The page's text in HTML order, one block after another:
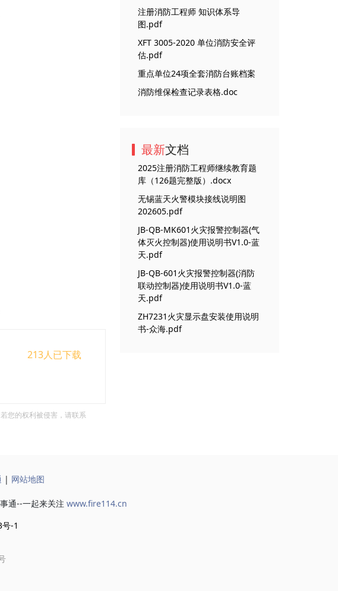
213人已下载
您的权利被侵害，请联系
注册消防工程师 知识体系导
图.pdf
XFT 3005-2020 单位消防安全评
估.pdf
重点单位24项全套消防台账档案
消防维保检查记录表格.doc
最新文档
2025注册消防工程师继续教育题
库（126题完整版）.docx
无锡蓝天火警模块接线说明图
202605.pdf
JB-QB-MK601火灾报警控制器(气
体灭火控制器)使用说明书V1.0-蓝
天.pdf
JB-QB-601火灾报警控制器(消防
联动控制器)使用说明书V1.0-蓝
天.pdf
ZH7231火灾显示盘安装使用说明
书-众海.pdf
| 网站地图
通--一起来关注 www.fire114.cn
-1